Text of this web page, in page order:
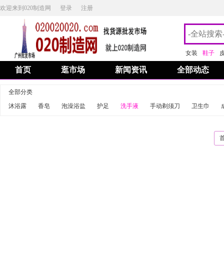
欢迎来到020制造网 登录 注册
女装 鞋子
首页 逛市场 新闻资讯 全部动态
全部分类
沐浴露
香皂 泡澡浴盐 护足 洗手液 手动剃须刀 卫生巾